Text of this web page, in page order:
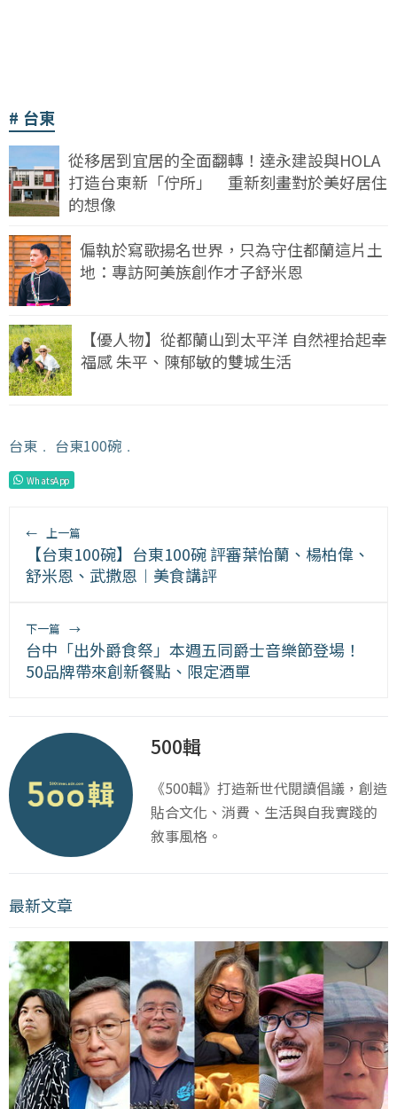
台東
從移居到宜居的全面翻轉！達永建設與HOLA
打造台東新「佇所」 重新刻畫對於美好居住
的想像
偏執於寫歌揚名世界，只為守住都蘭這片土
地：專訪阿美族創作才子舒米恩
【優人物】從都蘭山到太平洋 自然裡拾起幸
福感 朱平、陳郁敏的雙城生活
台東 ﹒ 台東100碗 ﹒
WhatsApp
← 上一篇
【台東100碗】台東100碗 評審葉怡蘭、楊柏偉、
舒米恩、武撒恩︱美食講評
下一篇 →
台中「出外爵食祭」本週五同爵士音樂節登場！
50品牌帶來創新餐點、限定酒單
500輯
《500輯》打造新世代閱讀倡議，創造
貼合文化、消費、生活與自我實踐的
敘事風格。
最新文章